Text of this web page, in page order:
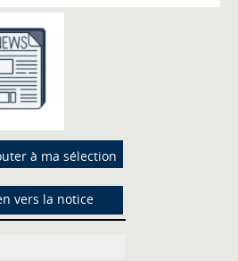
à ma sélection
vers la notice